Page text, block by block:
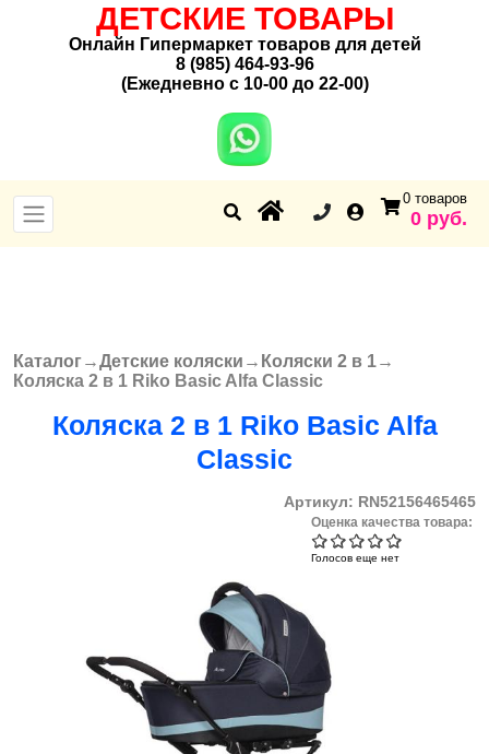
ДЕТСКИЕ ТОВАРЫ
Онлайн Гипермаркет товаров для детей
8 (985) 464-93-96
(Ежедневно с 10-00 до 22-00)
0 товаров
0 руб.
Вы здесь
Каталог→Детские коляски → Коляски 2 в 1→
Коляска 2 в 1 Riko Basic Alfa Classic
Коляска 2 в 1 Riko Basic Alfa
Classic
Артикул: RN52156465465
Оценка качества товара:
Голосов еще нет